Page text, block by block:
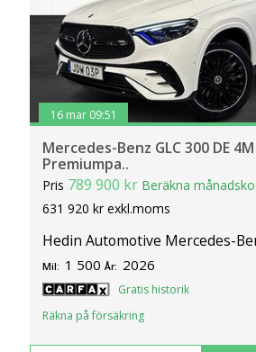
16 mar 09:51
Mercedes-Benz GLC 300 DE
Premiumpa..
Pris 789 900 kr Beräkna
631 920 kr exkl.moms
Hedin Automotive Mercedes-
Mil: 1 500 År: 2026
Gratis historik
Räkna på försäkring